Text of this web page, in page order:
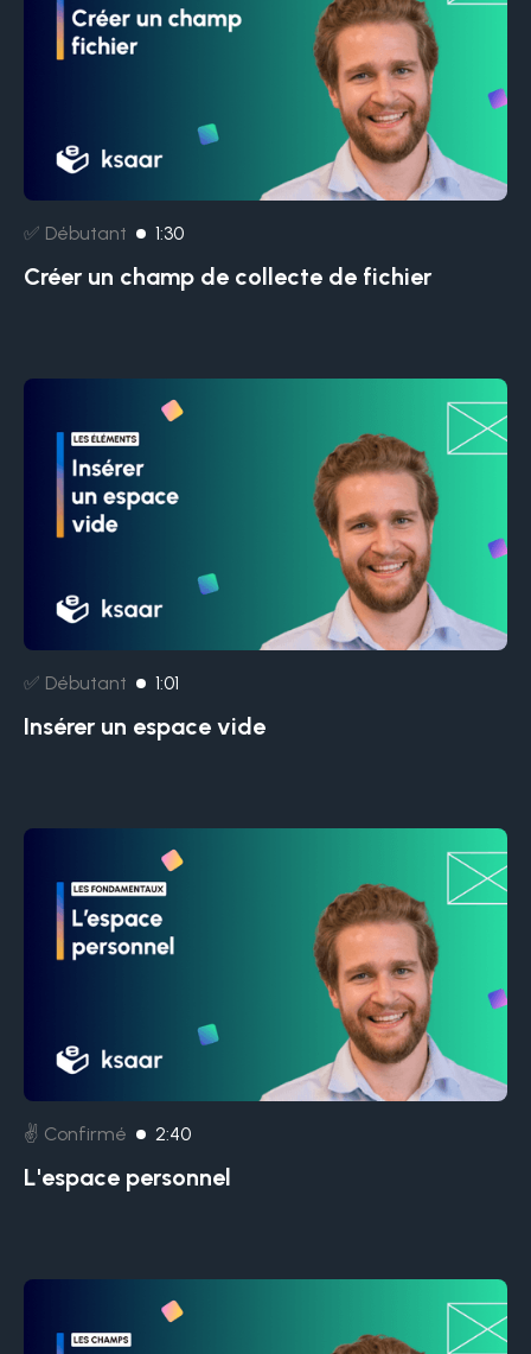
✅ Débutant 1:30
Créer un champ de collecte de fichier
✅ Débutant 1:01
Insérer un espace vide
✌️ Confirmé 2:40
L'espace personnel